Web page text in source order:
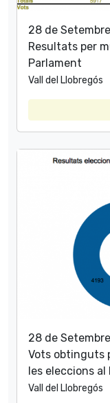
28 de
Resultats per
Parlament
Vall del Llobregós
28 de
Vots obtinguts
les eleccions al
Vall del Llobregós